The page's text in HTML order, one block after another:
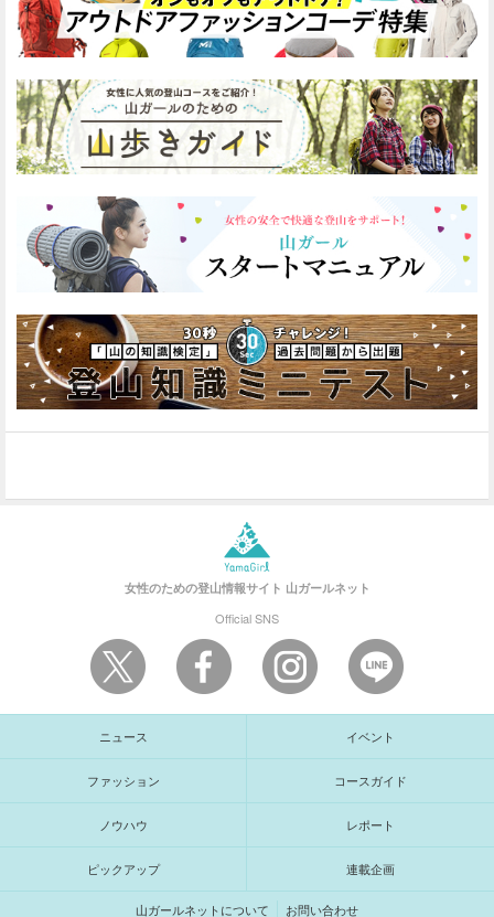
女性のための登山情報サイト 山ガールネット
Official SNS
ニュース イベント
ファッション コースガイド
ノウハウ レポート
ピックアップ 連載企画
山ガールネットについて お問い合わせ